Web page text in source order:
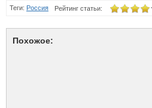
Теги: Россия Рейтинг статьи:
Похожое: